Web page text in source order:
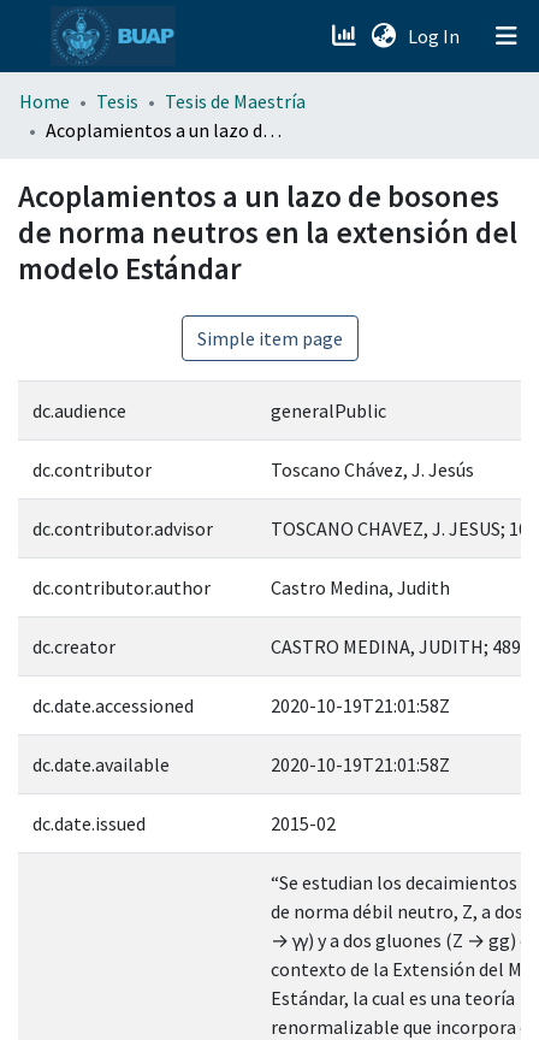
Log In (current)
menu.section.about_menu
Home Tesis
Tesis de Maestría
Acoplamientos a un lazo de bosones de norma neutros en la extensión del modelo Estándar
Acoplamientos a un lazo de bosones
de norma neutros en la extensión del
modelo Estándar
Simple item page
dc.audience generalPublic
dc.contributor Toscano Chávez, J. Jesús
dc.contributor.advisor TOSCANO CHAVEZ, J. JESUS;
dc.contributor.author Castro Medina, Judith
dc.creator CASTRO MEDINA, JUDITH;
dc.date.accessioned 2020-10-19T21:01:58Z
dc.date.available 2020-10-19T21:01:58Z
dc.date.issued 2015-02
“Se estudian los decaimientos
de norma débil neutro, Z, a dos
→ γγ) y a dos gluones (Z → gg)
contexto de la Extensión del
Estándar, la cual es una teoría
renormalizable que incorpora